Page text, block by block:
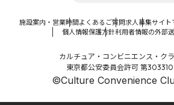
施設案内・営業時間よくあるご質問求人募集サイト
個人情報保護方針利用者情報の外部
カルチュア・コンビニエンス・ク
東京都公安委員会許可 第
©Culture Convenience